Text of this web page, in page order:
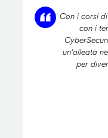
Con i corsi
con i
un’alleata
per